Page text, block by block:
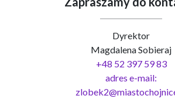
Dyrektor
Magdalena Sobieraj
+48 52 397 59 83
adres e-mail: